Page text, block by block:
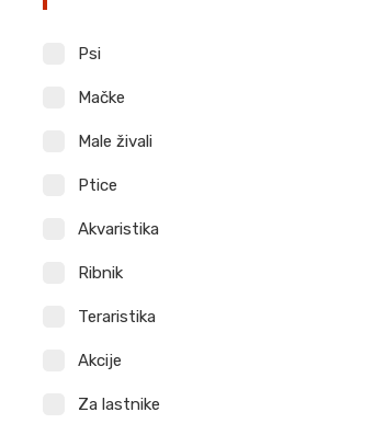
Psi
Mačke
Male živali
Ptice
Akvaristika
Ribnik
Teraristika
Akcije
Za lastnike